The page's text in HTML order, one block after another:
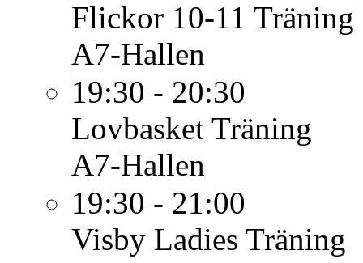
Flickor 10-11 Träning
A7-Hallen
19:30 - 20:30
Lovbasket Träning
A7-Hallen
19:30 - 21:00
Visby Ladies Träning